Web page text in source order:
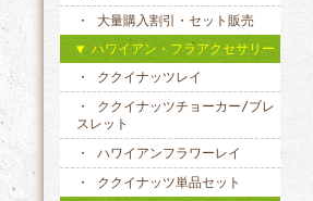
大量購入割引・セット販売
ハワイアン・フラアクセサリー
ククイナッツレイ
ククイナッツチョーカー/ブレ
スレット
ハワイアンフラワーレイ
ククイナッツ単品セット